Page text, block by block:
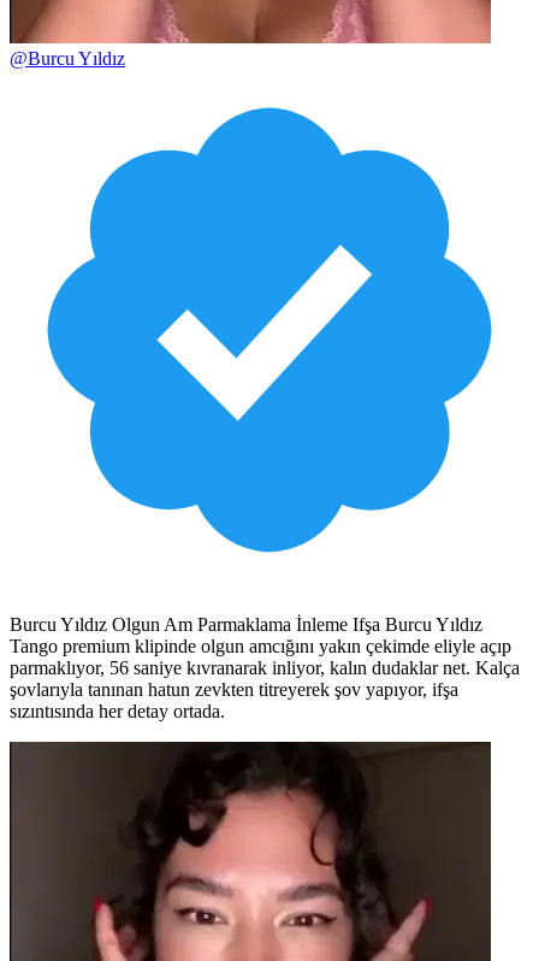
@Burcu Yıldız
Burcu Yıldız Olgun Am Parmaklama İnleme Ifşa Burcu Yıldız
Tango premium klipinde olgun amcığını yakın çekimde eliyle açıp
parmaklıyor, 56 saniye kıvranarak inliyor, kalın dudaklar net. Kalça
şovlarıyla tanınan hatun zevkten titreyerek şov yapıyor, ifşa
sızıntısında her detay ortada.